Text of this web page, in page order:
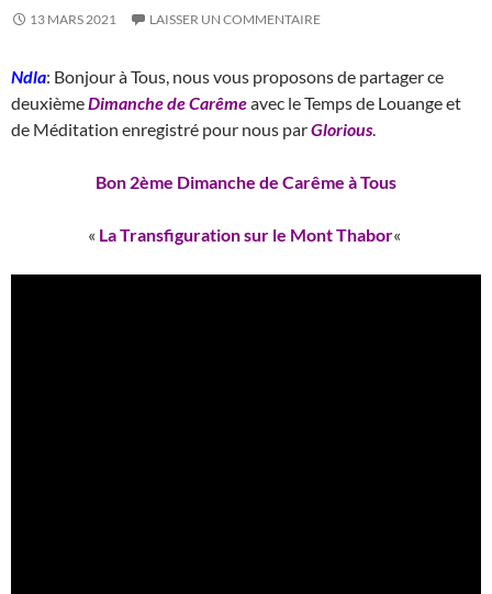
13 MARS 2021 LAISSER UN COMMENTAIRE
Ndla: Bonjour à Tous, nous vous proposons de partager ce
deuxièmeDimanche de Carêmeavec le Temps de Louange et
de Méditation enregistré pour nous parGlorious.
Bon 2ème Dimanche de Carême à Tous
« La Transfiguration sur le Mont Thabor«